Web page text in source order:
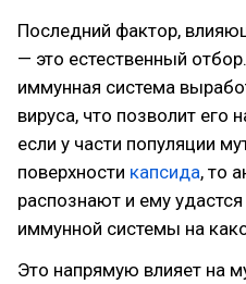
Последний фактор,
— это естественный
иммунная система
вируса, что позволит его
если у части популяции
поверхности капсида, то
распознают и ему удастся
иммунной системы на
Это напрямую влияет на